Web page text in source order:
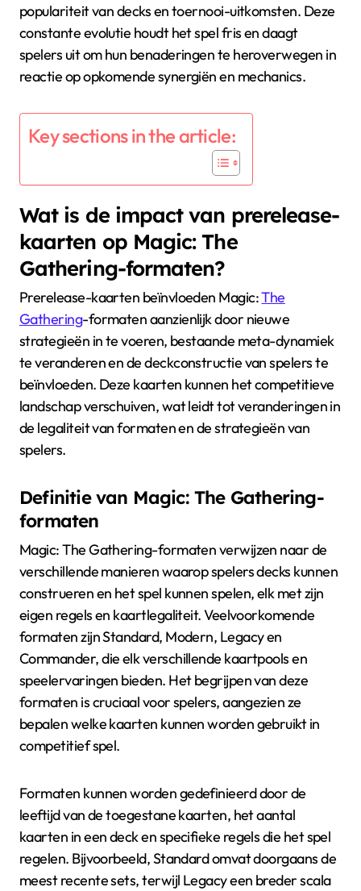
populariteit van decks en toernooi-uitkomsten. Deze
constante evolutie houdt het spel fris en daagt
spelers uit om hun benaderingen te heroverwegen in
reactie op opkomende synergiën en mechanics.
Key sections in the article:
Wat is de impact van prerelease-
kaarten op Magic: The
Gathering-formaten?
Prerelease-kaarten beïnvloeden Magic:The
Gathering-formaten aanzienlijk door nieuwe
strategieën in te voeren, bestaande meta-dynamiek
te veranderen en de deckconstructie van spelers te
beïnvloeden. Deze kaarten kunnen het competitieve
landschap verschuiven, wat leidt tot veranderingen in
de legaliteit van formaten en de strategieën van
spelers.
Definitie van Magic: The Gathering-
formaten
Magic: The Gathering-formaten verwijzen naar de
verschillende manieren waarop spelers decks kunnen
construeren en het spel kunnen spelen, elk met zijn
eigen regels en kaartlegaliteit. Veelvoorkomende
formaten zijn Standard, Modern, Legacy en
Commander, die elk verschillende kaartpools en
speelervaringen bieden. Het begrijpen van deze
formaten is cruciaal voor spelers, aangezien ze
bepalen welke kaarten kunnen worden gebruikt in
competitief spel.
Formaten kunnen worden gedefinieerd door de
leeftijd van de toegestane kaarten, het aantal
kaarten in een deck en specifieke regels die het spel
regelen. Bijvoorbeeld, Standard omvat doorgaans de
meest recente sets, terwijl Legacy een breder scala